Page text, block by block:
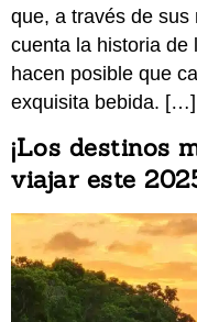
que, a través de sus
cuenta la historia de
hacen posible que
exquisita bebida. […]
¡Los destinos
viajar este